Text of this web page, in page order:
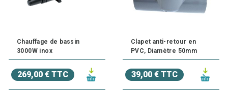
Chauffage de bassin
3000W inox
269,00 € TTC
Clapet anti-retour en
PVC, Diamètre 50mm
39,00 € TTC